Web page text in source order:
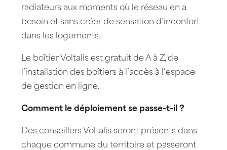
radiateurs aux moments où le réseau en a
besoin et sans créer de sensation d’inconfort
dans les logements.
Le boîtier Voltalis est gratuit de A à Z, de
l’installation des boîtiers à l’accès à l’espace
de gestion en ligne.
Comment le déploiement se passe-t-il ?
Des conseillers Voltalis seront présents dans
chaque commune du territoire et passeront